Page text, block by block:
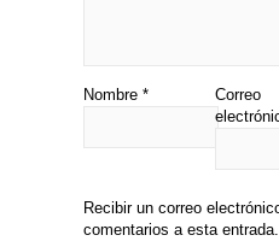
Nombre *
Correo
Recibir un correo
comentarios a esta entrada.